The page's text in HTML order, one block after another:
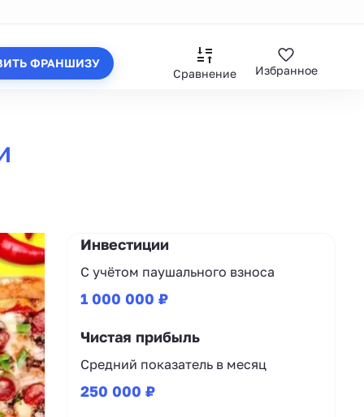
ФРАНШИЗУ
Сравнение Избранное
Инвестиции
С учётом паушального взноса
1 000 000 ₽
Чистая прибыль
Средний показатель в месяц
250 000 ₽